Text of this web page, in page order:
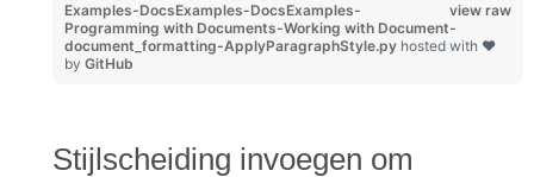
view raw
Examples-DocsExamples-DocsExamples-
Programming with Documents-Working with Document-
document_formatting-ApplyParagraphStyle.py hosted with ❤
by GitHub
Stijlscheiding invoegen om